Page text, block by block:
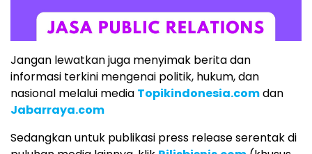
Jangan lewatkan juga menyimak berita dan
informasi terkini mengenai politik, hukum, dan
nasional melalui media Topikindonesia.comdan
Jabarraya.com
Sedangkan untuk publikasi press release serentak di